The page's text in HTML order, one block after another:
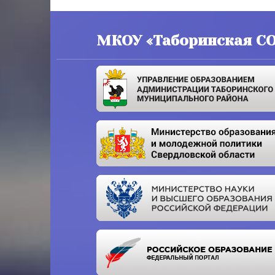
МКОУ «Таборинская